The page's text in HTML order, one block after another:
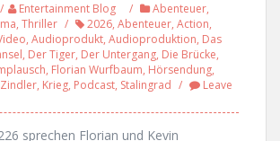
Entertainment Blog Abenteuer,
, Thriller 2026, Abenteuer, Action,
, Audioprodukt, Audioproduktion, Das
, Der Tiger, Der Untergang, Die Brücke,
, Florian Wurfbaum, Hörsendung,
, Krieg, Podcast, Stalingrad
Leave
sprechen Florian und Kevin